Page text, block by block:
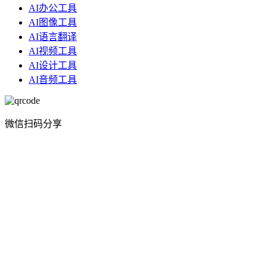
AI办公工具
AI图像工具
AI语言翻译
AI视频工具
AI设计工具
AI音频工具
微信扫码分享